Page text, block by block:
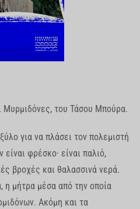
Μυρμιδόνες, του Τάσου Μπούρα.
για να πλάσει τον πολεμιστή
φρέσκο· είναι παλιό,
βροχές και θαλασσινά νερά.
η μήτρα μέσα από την οποία
Ακόμη και τα